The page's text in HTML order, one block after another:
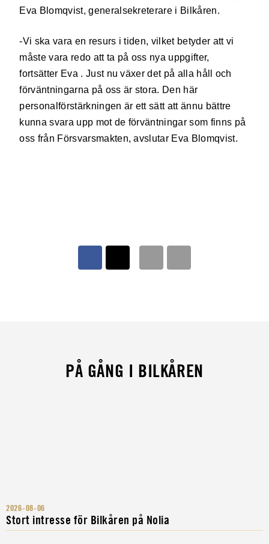
Eva Blomqvist, generalsekreterare i Bilkåren.
-Vi ska vara en resurs i tiden, vilket betyder att vi
måste vara redo att ta på oss nya uppgifter,
fortsätter Eva . Just nu växer det på alla håll och
förväntningarna på oss är stora. Den här
personalförstärkningen är ett sätt att ännu bättre
kunna svara upp mot de förväntningar som finns på
oss från Försvarsmakten, avslutar Eva Blomqvist.
PÅ GÅNG I BILKÅREN
2026-08-06
Stort intresse för Bilkåren på Nolia